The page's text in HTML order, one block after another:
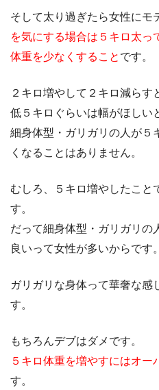
そして太り過ぎたら女性にモ
を気にする場合は５キロ太っ
体重を少なくすること です。
２キロ増やして２キロ減ら
低５キロぐらいは幅がほしい
細身体型・ガリガリの人が５
くなることはありません。
むしろ、５キロ増やしたこと
す。
だって細身体型・ガリガリの
良いって女性が多いからです。
ガリガリな身体って華奢な感
す。
もちろんデブはダメです。
５キロ体重を増やすにはオー
す。